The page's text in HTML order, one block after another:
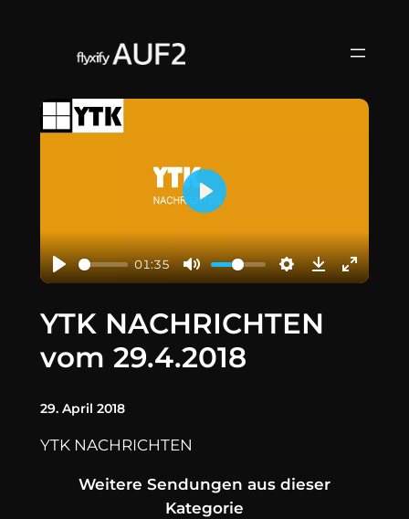
springen
01:35
Play
YTK NACHRICHTEN
vom 29.4.2018
29. April 2018
YTK NACHRICHTEN
Weitere Sendungen aus dieser
Kategorie